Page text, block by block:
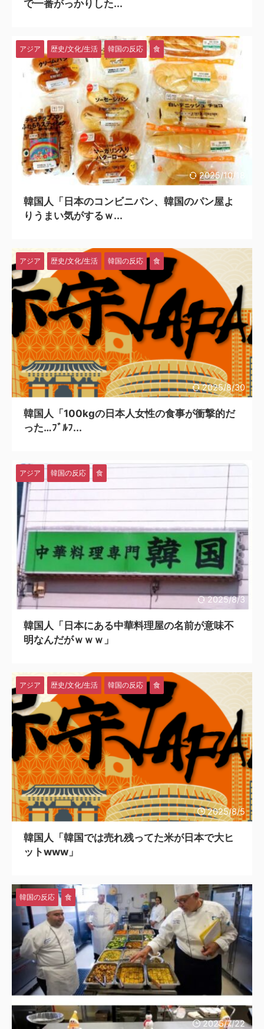
で一番がっかりした...
2025/10/18
アジア 歴史/文化/生活 韓国の反応 食
韓国人「日本のコンビニパン、韓国のパン屋よ
りうまい気がするｗ...
2025/8/30
アジア 歴史/文化/生活 韓国の反応 食
韓国人「100kgの日本人女性の食事が衝撃的だ
った…ﾌﾞﾙﾌ...
2025/8/3
アジア 韓国の反応 食
韓国人「日本にある中華料理屋の名前が意味不
明なんだがｗｗｗ」
2025/8/5
アジア 歴史/文化/生活 韓国の反応 食
韓国人「韓国では売れ残ってた米が日本で大ヒ
ットwww」
2025/7/22
韓国の反応 食